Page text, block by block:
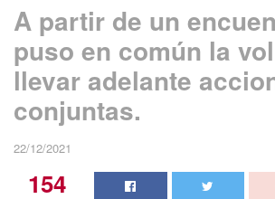
A partir de un
puso en común la
llevar adelante
conjuntas.
22/12/2021
154